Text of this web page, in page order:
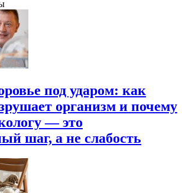
под ударом: как
организм и почему
— это
шаг, а не слабость